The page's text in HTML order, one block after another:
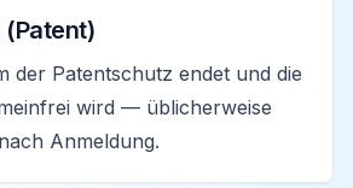
der Patentschutz endet und die
wird — üblicherweise
Anmeldung.